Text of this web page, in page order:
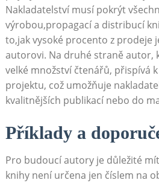
Nakladatelství musí pokrýt
výrobou,propagací a distribucí
to,jak vysoké procento z prodeje
autorovi. Na druhé straně autor,
velké množství čtenářů, přispívá
projektu, což umožňuje
kvalitnějších publikací nebo do
Příklady a
Pro budoucí autory je důležité
knihy není určena jen číslem na